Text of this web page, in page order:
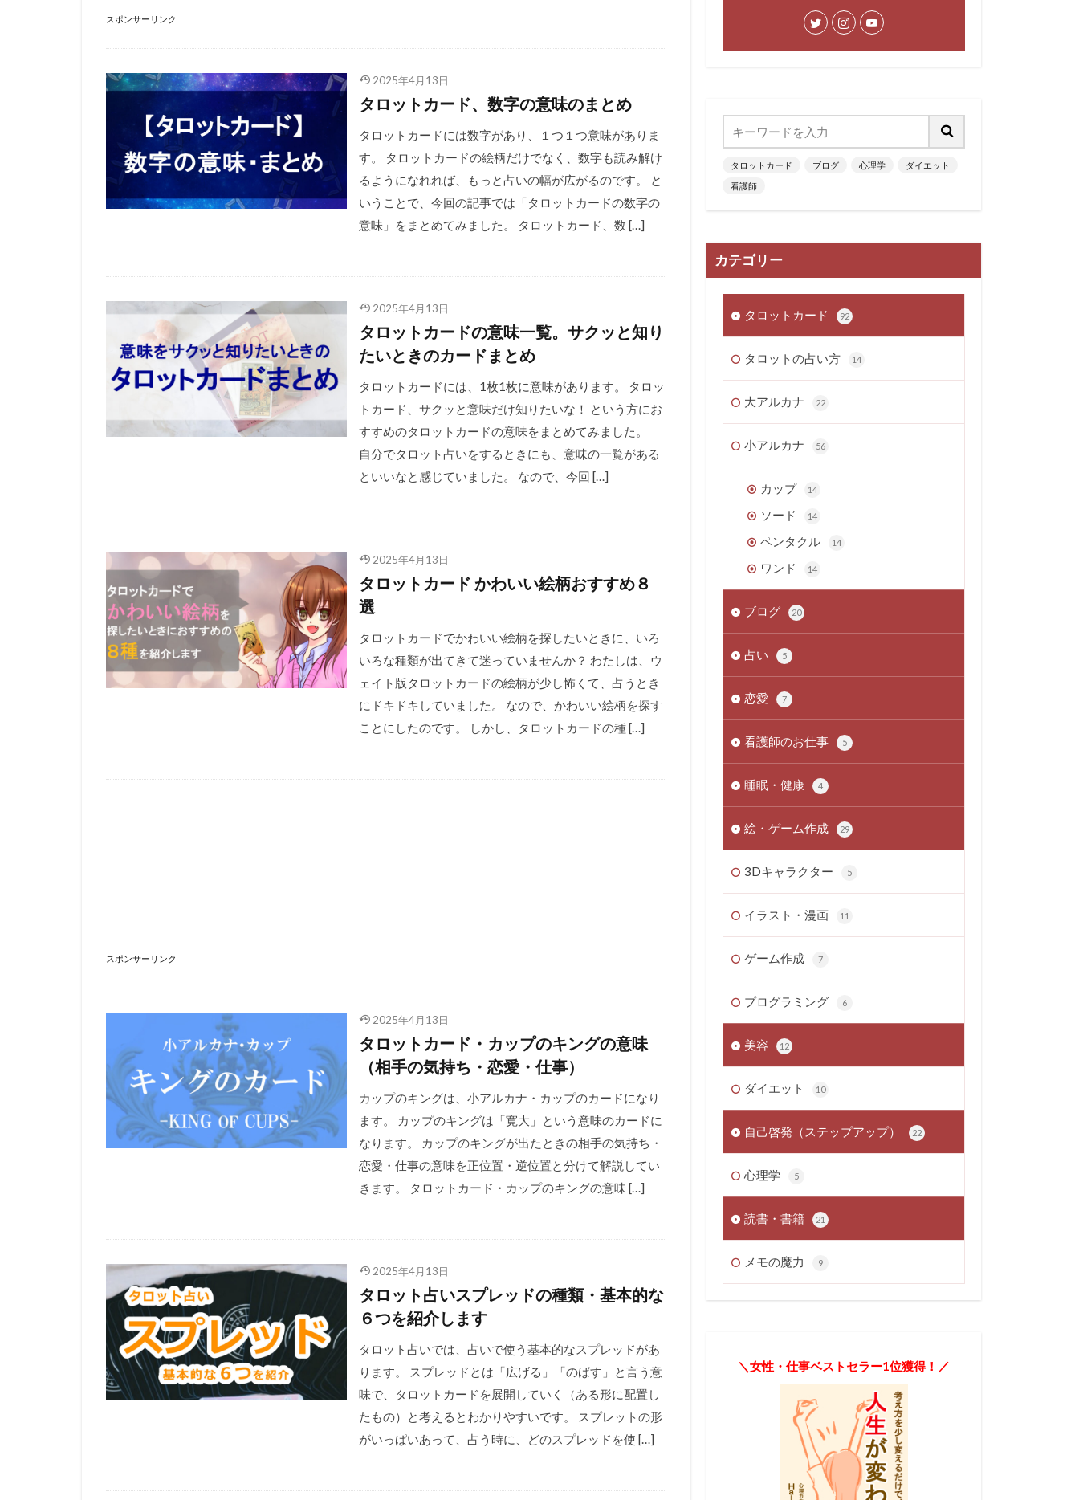
スポンサーリンク
2025年4月13日
タロットカード、数字の意味のまとめ
タロットカードには数字があり、１つ１つ意味がありま
す。 タロットカードの絵柄だけでなく、数字も読み解け
るようになれれば、もっと占いの幅が広がるのです。 と
いうことで、今回の記事では「タロットカードの数字の
意味」をまとめてみました。 タロットカード、数 […]
2025年4月13日
タロットカードの意味一覧。サクッと知り
たいときのカードまとめ
タロットカードには、1枚1枚に意味があります。 タロッ
トカード、サクッと意味だけ知りたいな！ という方にお
すすめのタロットカードの意味をまとめてみました。
自分でタロット占いをするときにも、意味の一覧がある
といいなと感じていました。 なので、今回 […]
2025年4月13日
タロットカード かわいい絵柄おすすめ８
選
タロットカードでかわいい絵柄を探したいときに、いろ
いろな種類が出てきて迷っていませんか？ わたしは、ウ
ェイト版タロットカードの絵柄が少し怖くて、占うとき
にドキドキしていました。 なので、かわいい絵柄を探す
ことにしたのです。 しかし、タロットカードの種 […]
スポンサーリンク
2025年4月13日
タロットカード・カップのキングの意味
（相手の気持ち・恋愛・仕事）
カップのキングは、小アルカナ・カップのカードになり
ます。 カップのキングは「寛大」という意味のカードに
なります。 カップのキングが出たときの相手の気持ち・
恋愛・仕事の意味を正位置・逆位置と分けて解説してい
きます。 タロットカード・カップのキングの意味 […]
2025年4月13日
タロット占いスプレッドの種類・基本的な
６つを紹介します
タロット占いでは、占いで使う基本的なスプレッドがあ
ります。 スプレッドとは「広げる」「のばす」と言う意
味で、タロットカードを展開していく（ある形に配置し
たもの）と考えるとわかりやすいです。 スプレットの形
がいっぱいあって、占う時に、どのスプレッドを使 […]
タロットカード ブログ 心理学
ダイエット
看護師
カテゴリー
タロットカード 92
タロットの占い方 14
大アルカナ 22
小アルカナ 56
カップ 14
ソード 14
ペンタクル 14
ワンド 14
ブログ 20
占い 5
恋愛 7
看護師のお仕事 5
睡眠・健康 4
絵・ゲーム作成 29
3Dキャラクター 5
イラスト・漫画 11
ゲーム作成 7
プログラミング 6
美容 12
ダイエット 10
自己啓発（ステップアップ） 22
心理学 5
読書・書籍 21
メモの魔力 9
＼女性・仕事ベストセラー1位獲得！／